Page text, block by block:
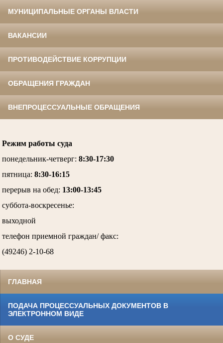
МУНИЦИПАЛЬНЫЕ ОРГАНЫ ВЛАСТИ
ВАКАНСИИ
ПРОТИВОДЕЙСТВИЕ КОРРУПЦИИ
ОБРАЩЕНИЯ ГРАЖДАН
ВНЕПРОЦЕССУАЛЬНЫЕ ОБРАЩЕНИЯ
Режим работы суда
понедельник-четверг: 8:30-17:30
пятница: 8:30-16:15
перерыв на обед: 13:00-13:45
суббота-воскресенье:
выходной
телефон приемной граждан/ факс:
(49246) 2-10-68
ГЛАВНАЯ
ПОДАЧА ПРОЦЕССУАЛЬНЫХ ДОКУМЕНТОВ В
ЭЛЕКТРОННОМ ВИДЕ
О СУДЕ